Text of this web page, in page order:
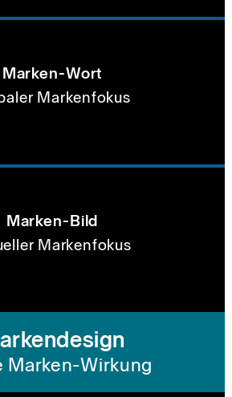
Marken-Wort
Markenfokus
Marken-Bild
Markenfokus
Marken-Wirkung